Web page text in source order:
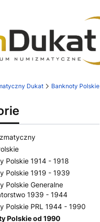
Dukat Banknoty Polskie
Polskie 1914 - 1918
Polskie 1919 - 1939
Polskie Generalne
1939 - 1944
Polskie PRL 1944 - 1990
Polskie od 1990